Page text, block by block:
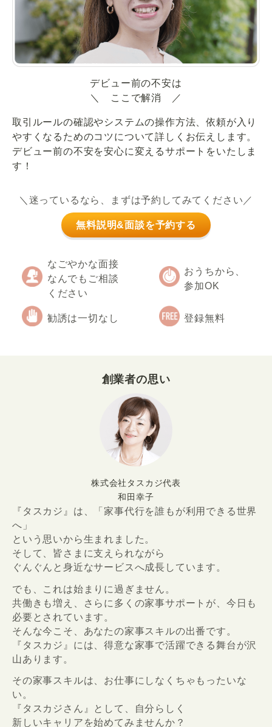
デビュー前の不安は
＼ ここで解消 ／
取引ルールの確認やシステムの操作方法、依頼が入り
やすくなるためのコツについて詳しくお伝えします。
デビュー前の不安を安心に変えるサポートをいたしま
す！
＼迷っているなら、まずは予約してみてください／
無料説明&面談を予約する
なごやかな面接
なんでもご相談
ください
おうちから、
参加OK
勧誘は一切なし 登録無料
創業者の思い
株式会社タスカジ代表
和田幸子
『タスカジ』は、「家事代行を誰もが利用できる世界
へ」
という思いから生まれました。
そして、皆さまに支えられながら
ぐんぐんと身近なサービスへ成長しています。
でも、これは始まりに過ぎません。
共働きも増え、さらに多くの家事サポートが、今日も
必要とされています。
そんな今こそ、あなたの家事スキルの出番です。
『タスカジ』には、得意な家事で活躍できる舞台が沢
山あります。
その家事スキルは、お仕事にしなくちゃもったいな
い。
『タスカジさん』として、自分らしく
新しいキャリアを始めてみませんか？